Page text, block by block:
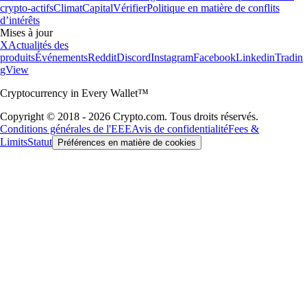
crypto-actifsClimatCapitalVérifierPolitique en matière de conflits
d’intérêts
Mises à jour
XActualités des
produitsÉvénementsRedditDiscordInstagramFacebookLinkedinTradin
gView
Cryptocurrency in Every Wallet™
Copyright © 2018 - 2026 Crypto.com. Tous droits réservés.
Conditions générales de l'EEEAvis de confidentialitéFees &
LimitsStatut Préférences en matière de cookies